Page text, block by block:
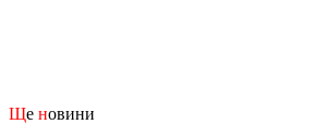
Ще новини